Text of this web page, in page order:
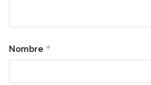
Nombre *